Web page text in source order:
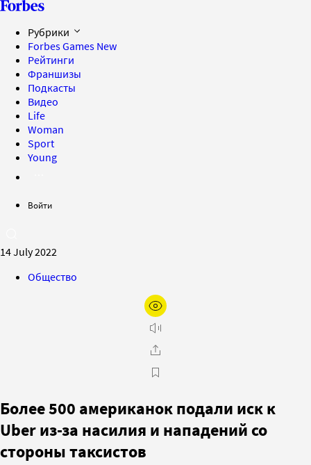
Рубрики
Forbes Games New
Рейтинги
Франшизы
Подкасты
Видео
Life
Woman
Sport
Young
Войти
14 July 2022
Общество
Более 500 американок подали иск к
Uber из-за насилия и нападений со
стороны таксистов